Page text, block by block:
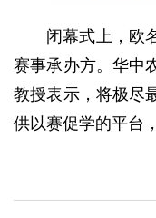
闭幕式上，欧
赛事承办方。华中
教授表示，将极尽
供以赛促学的平台